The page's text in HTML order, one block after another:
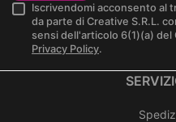
Iscrivendomi acconsento al
da parte di Creative S.R.L.
sensi dell'articolo 6(1)(a) del
Privacy Policy.